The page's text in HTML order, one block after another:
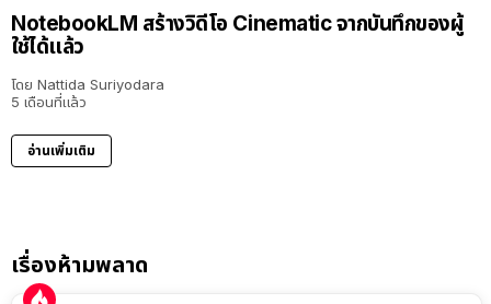
NotebookLM สร้างวิดีโอ Cinematic จากบันทึกของผู้
ใช้ได้แล้ว
โดย Nattida Suriyodara
5 เดือนที่แล้ว
อ่านเพิ่มเติม
เรื่องห้ามพลาด